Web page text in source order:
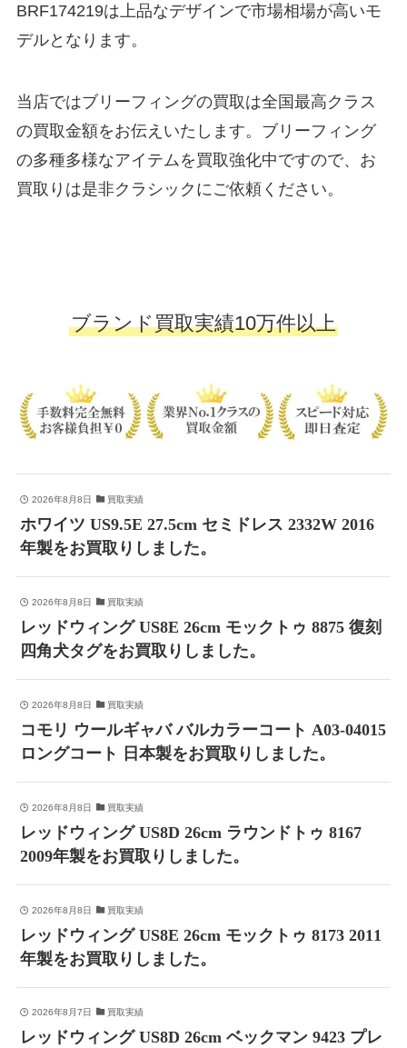
BRF174219は上品なデザインで市場相場が高いモ
デルとなります。
当店ではブリーフィングの買取は全国最高クラス
の買取金額をお伝えいたします。ブリーフィング
の多種多様なアイテムを買取強化中ですので、お
買取りは是非クラシックにご依頼ください。
ブランド買取実績10万件以上
2026年8月8日 買取実績
ホワイツ US9.5E 27.5cm セミドレス 2332W 2016
年製をお買取りしました。
2026年8月8日 買取実績
レッドウィング US8E 26cm モックトゥ 8875 復刻
四角犬タグをお買取りしました。
2026年8月8日 買取実績
コモリ ウールギャバ バルカラーコート A03-04015
ロングコート 日本製をお買取りしました。
2026年8月8日 買取実績
レッドウィング US8D 26cm ラウンドトゥ 8167
2009年製をお買取りしました。
2026年8月8日 買取実績
レッドウィング US8E 26cm モックトゥ 8173 2011
年製をお買取りしました。
2026年8月7日 買取実績
レッドウィング US8D 26cm ベックマン 9423 プレ